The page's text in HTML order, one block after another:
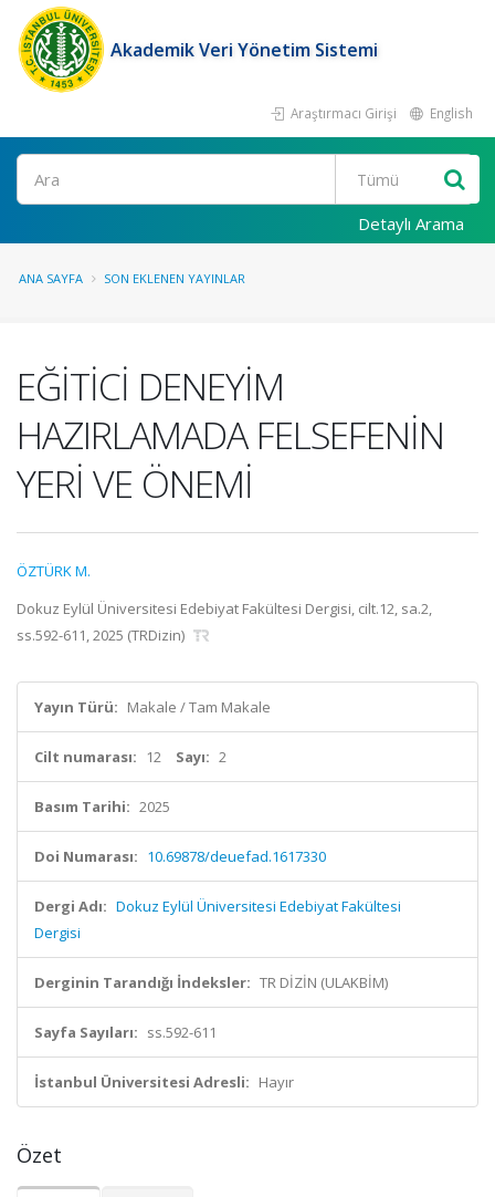
Akademik Veri Yönetim Sistemi
Araştırmacı Girişi English
Ara
Detaylı Arama
ANA SAYFA SON EKLENEN YAYINLAR
EĞİTİCİ DENEYİM
HAZIRLAMADA FELSEFENİN
YERİ VE ÖNEMİ
ÖZTÜRK M.
Dokuz Eylül Üniversitesi Edebiyat Fakültesi Dergisi, cilt.12, sa.2,
ss.592-611, 2025 (TRDizin)
Yayın Türü: Makale / Tam Makale
Cilt numarası: 12 Sayı: 2
Basım Tarihi: 2025
Doi Numarası: 10.69878/deuefad.1617330
Dergi Adı: Dokuz Eylül Üniversitesi Edebiyat Fakültesi
Dergisi
Derginin Tarandığı İndeksler: TR DİZİN (ULAKBİM)
Sayfa Sayıları: ss.592-611
İstanbul Üniversitesi Adresli: Hayır
Özet